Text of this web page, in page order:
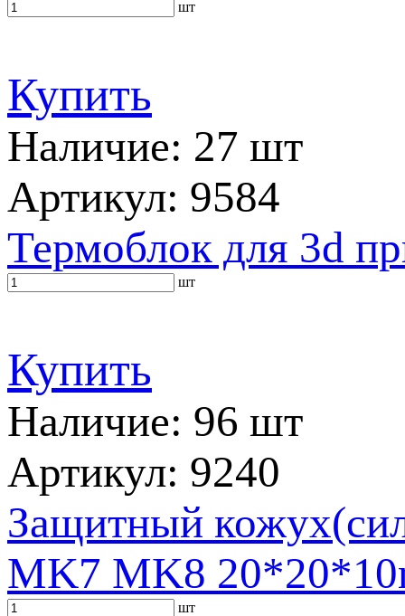
шт
Купить
Наличие: 27 шт
Артикул: 9584
Термоблок для 3d
шт
Купить
Наличие: 96 шт
Артикул: 9240
Защитный
MK7 MK8
шт